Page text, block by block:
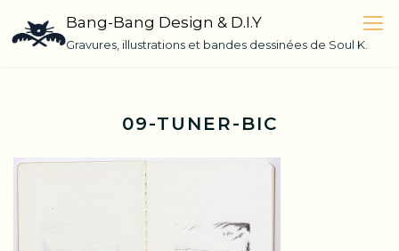
content
Bang-Bang Design & D.I.Y
Gravures, illustrations et bandes dessinées de Soul K.
09-TUNER-BIC